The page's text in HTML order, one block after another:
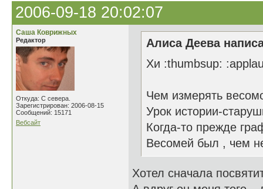
2006-09-18 20:02:07
Саша Коврижных
Редактор
Откуда: С севера.
Зарегистрирован: 2006-08-15
Сообщений: 15171
Вебсайт
Алиса Деева
Хи :thumbsup:
Чем измерять
Урок истории-
Когда-то прежде
Весомей был , чем
Хотел сначала